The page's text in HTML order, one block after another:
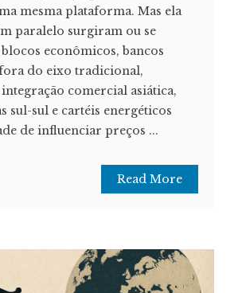
mesma plataforma. Mas ela
paralelo surgiram ou se
econômicos, bancos
do eixo tradicional,
comercial asiática,
sul-sul e cartéis energéticos
de influenciar preços ...
Read More